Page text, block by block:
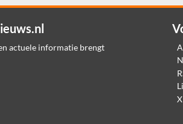
actuele informatie brengt
X